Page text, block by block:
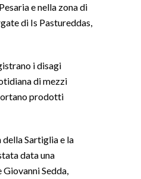
e nella zona di
di Is Pastureddas,
i disagi
di mezzi
prodotti
della Sartiglia e la
data una
Sedda,